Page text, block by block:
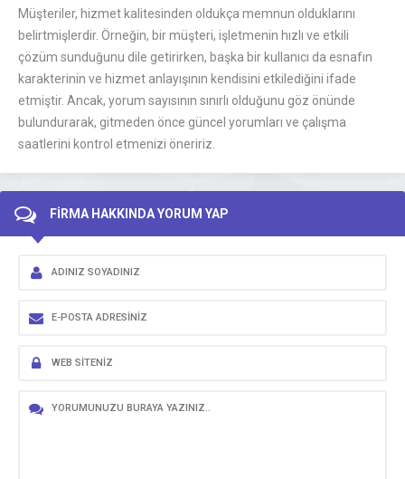
Müşteriler, hizmet kalitesinden oldukça memnun olduklarını
belirtmişlerdir. Örneğin, bir müşteri, işletmenin hızlı ve etkili
çözüm sunduğunu dile getirirken, başka bir kullanıcı da esnafın
karakterinin ve hizmet anlayışının kendisini etkilediğini ifade
etmiştir. Ancak, yorum sayısının sınırlı olduğunu göz önünde
bulundurarak, gitmeden önce güncel yorumları ve çalışma
saatlerini kontrol etmenizi öneririz.
FİRMA HAKKINDA YORUM YAP